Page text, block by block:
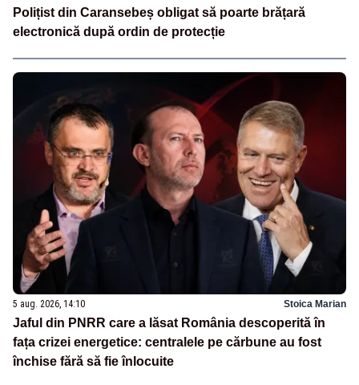
Polițist din Caransebeș obligat să poarte brățară
electronică după ordin de protecție
5 aug. 2026, 14:10 Stoica Marian
Jaful din PNRR care a lăsat România descoperită în
fața crizei energetice: centralele pe cărbune au fost
închise fără să fie înlocuite